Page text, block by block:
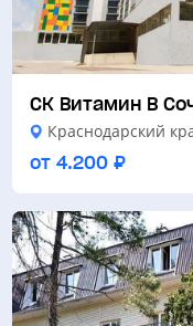
СК Витамин В
Краснодарский
от 4.200 ₽